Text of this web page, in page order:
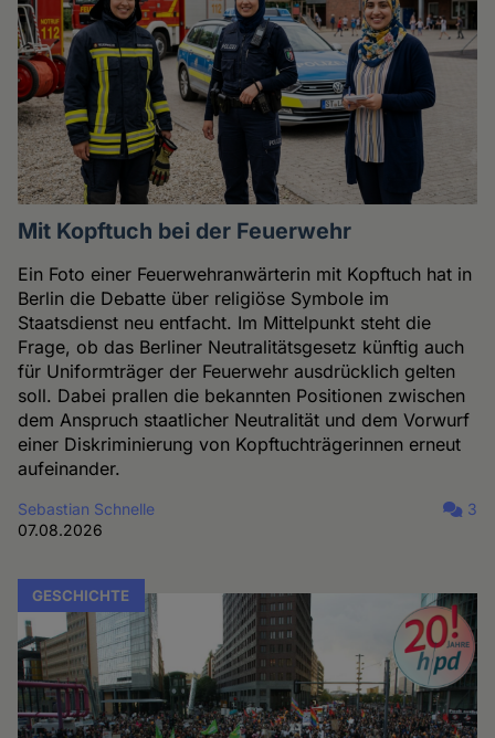
Mit Kopftuch bei der Feuerwehr
Ein Foto einer Feuerwehranwärterin mit Kopftuch hat in
Berlin die Debatte über religiöse Symbole im
Staatsdienst neu entfacht. Im Mittelpunkt steht die
Frage, ob das Berliner Neutralitätsgesetz künftig auch
für Uniformträger der Feuerwehr ausdrücklich gelten
soll. Dabei prallen die bekannten Positionen zwischen
dem Anspruch staatlicher Neutralität und dem Vorwurf
einer Diskriminierung von Kopftuchträgerinnen erneut
aufeinander.
Sebastian Schnelle
07.08.2026
3
GESCHICHTE